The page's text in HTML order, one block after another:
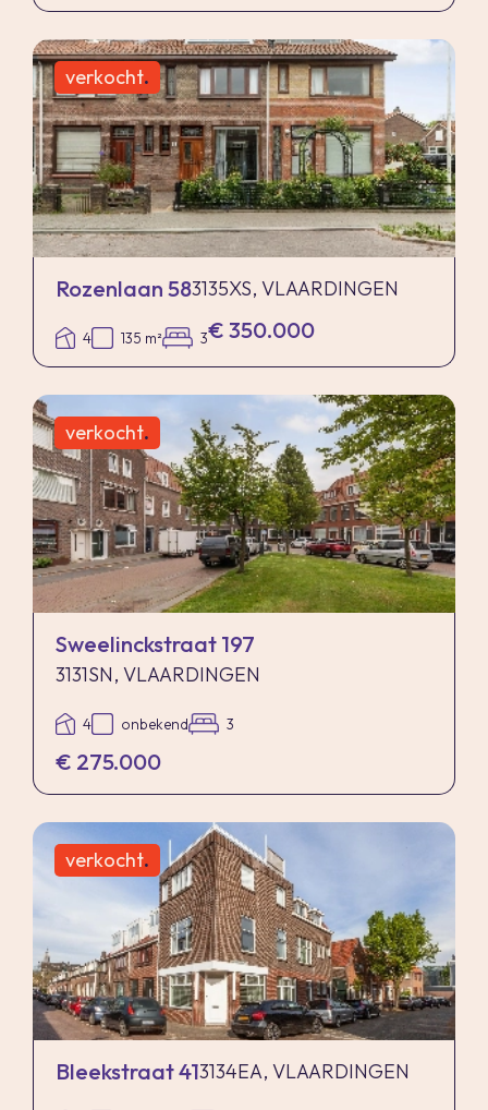
verkocht.
Rozenlaan 583135XS, VLAARDINGEN
4 135 m² 3€ 350.000
verkocht.
Sweelinckstraat 197
3131SN, VLAARDINGEN
4 onbekend 3
€ 275.000
verkocht.
Bleekstraat 413134EA, VLAARDINGEN